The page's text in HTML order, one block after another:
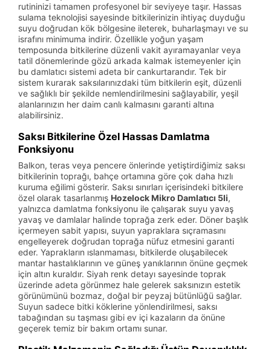
rutininizi tamamen profesyonel bir seviyeye taşır. Hassas
sulama teknolojisi sayesinde bitkilerinizin ihtiyaç duyduğu
suyu doğrudan kök bölgesine ileterek, buharlaşmayı ve su
israfını minimuma indirir. Özellikle yoğun yaşam
temposunda bitkilerine düzenli vakit ayıramayanlar veya
tatil dönemlerinde gözü arkada kalmak istemeyenler için
bu damlatıcı sistemi adeta bir cankurtarandır. Tek bir
sistem kurarak saksılarınızdaki tüm bitkilerin eşit, düzenli
ve sağlıklı bir şekilde nemlendirilmesini sağlayabilir, yeşil
alanlarınızın her daim canlı kalmasını garanti altına
alabilirsiniz.
Saksı Bitkilerine Özel Hassas Damlatma
Fonksiyonu
Balkon, teras veya pencere önlerinde yetiştirdiğimiz saksı
bitkilerinin toprağı, bahçe ortamına göre çok daha hızlı
kuruma eğilimi gösterir. Saksı sınırları içerisindeki bitkilere
özel olarak tasarlanmış Hozelock Mikro Damlatıcı 5li,
yalnızca damlatma fonksiyonu ile çalışarak suyu yavaş
yavaş ve damlalar halinde toprağa zerk eder. Döner başlık
içermeyen sabit yapısı, suyun yapraklara sıçramasını
engelleyerek doğrudan toprağa nüfuz etmesini garanti
eder. Yaprakların ıslanmaması, bitkilerde oluşabilecek
mantar hastalıklarının ve güneş yanıklarının önüne geçmek
için altın kuraldır. Siyah renk detayı sayesinde toprak
üzerinde adeta görünmez hale gelerek saksınızın estetik
görünümünü bozmaz, doğal bir peyzaj bütünlüğü sağlar.
Suyun sadece bitki köklerine yönlendirilmesi, saksı
tabağından su taşması gibi ev içi kazaların da önüne
geçerek temiz bir bakım ortamı sunar.